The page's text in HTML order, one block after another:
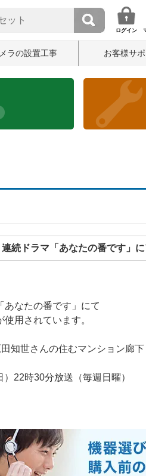
ログイン
ラの設置工事 お客様サ
続ドラマ「あなたの番です」
あなたの番です」にて
用されています。
知世さんの住むマンション廊
22時30分放送（毎週日曜）